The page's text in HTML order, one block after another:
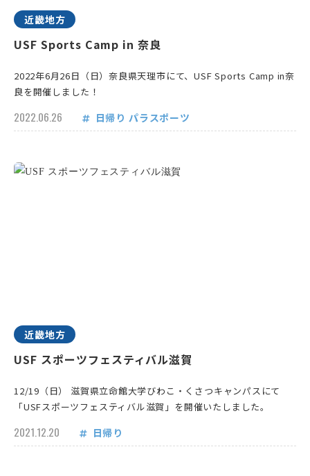
近畿地方
USF Sports Camp in 奈良
2022年6月26日（日）奈良県天理市にて、USF Sports Camp in奈
良を開催しました！
2022.06.26 日帰り パラスポーツ
近畿地方
USF スポーツフェスティバル滋賀
12/19（日） 滋賀県立命館大学びわこ・くさつキャンパスにて
「USFスポーツフェスティバル滋賀」を開催いたしました。
2021.12.20 日帰り